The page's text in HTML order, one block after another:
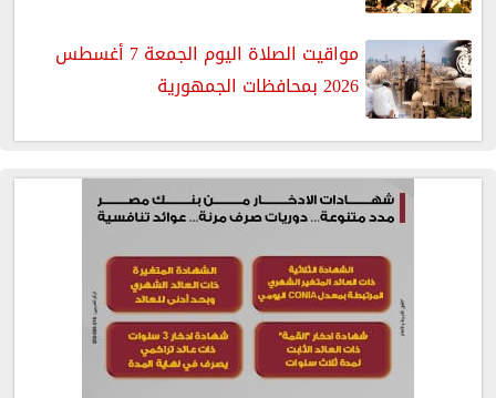
مواقيت الصلاة اليوم الجمعة 7 أغسطس
2026 بمحافظات الجمهورية